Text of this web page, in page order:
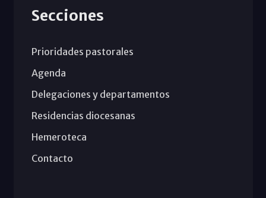
Secciones
Prioridades pastorales
Agenda
Delegaciones y departamentos
Residencias diocesanas
Hemeroteca
Contacto